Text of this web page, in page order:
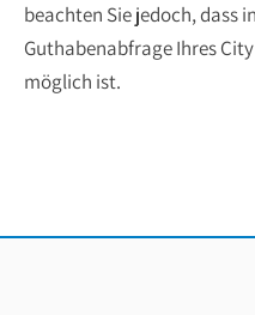
beachten Sie jedoch, dass
Guthabenabfrage Ihres
möglich ist.